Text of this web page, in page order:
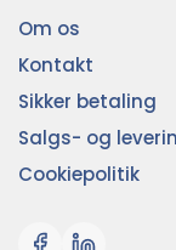
Om os
Kontakt
Sikker betaling
Salgs- og
Cookiepolitik